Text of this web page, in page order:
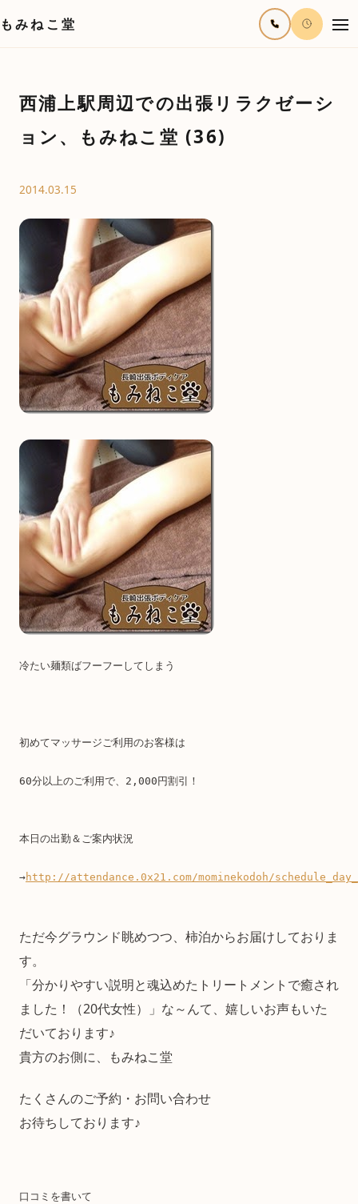
もみねこ堂
西浦上駅周辺での出張リラクゼーシ
ョン、もみねこ堂 (36)
2014.03.15
冷たい麺類ばフーフーしてしまう
初めてマッサージご利用のお客様は
60分以上のご利用で、2,000円割引！
本日の出勤＆ご案内状況
→http://attendance.0x21.com/mominekodoh/
ただ今グラウンド眺めつつ、柿泊からお届けしておりま
す。
「分かりやすい説明と魂込めたトリートメントで癒され
ました！（20代女性）」な～んて、嬉しいお声もいた
だいております♪
貴方のお側に、もみねこ堂
たくさんのご予約・お問い合わせ
お待ちしております♪
口コミを書いて